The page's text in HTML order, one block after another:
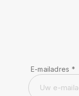
E-mailadres *